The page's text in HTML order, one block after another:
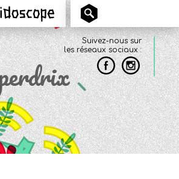
Kaléidoscope
Suivez-nous sur
les réseaux sociaux :